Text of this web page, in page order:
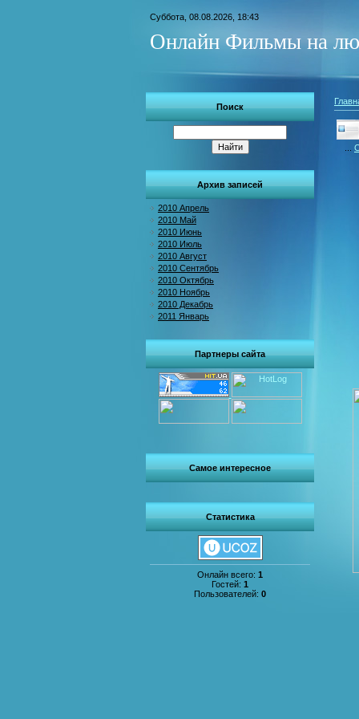
Суббота, 08.08.2026, 18:43
Онлайн Фильмы на
Поиск
Архив записей
2010 Апрель
2010 Май
2010 Июнь
2010 Июль
2010 Август
2010 Сентябрь
2010 Октябрь
2010 Ноябрь
2010 Декабрь
2011 Январь
Партнеры сайта
Самое интересное
Статистика
Онлайн всего: 1
Гостей: 1
Пользователей: 0